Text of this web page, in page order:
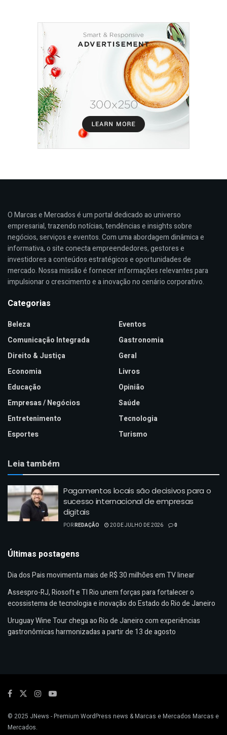
O Marcas e Mercados é um portal dedicado ao universo
empresarial, trazendo notícias, tendências e insights sobre
negócios, serviços e eventos. Com uma abordagem dinâmica e
informativa, o site conecta empreendedores, gestores e
investidores a conteúdos estratégicos e oportunidades de
mercado. Nossa missão é fornecer informações relevantes para
impulsionar o crescimento e a inovação no cenário corporativo.
Categorias
Beleza
Comunicação Integrada
Direito & Justiça
Economia
Educação
Empresas / Negócios
Entretenimento
Esportes
Eventos
Gastronomia
Geral
Livros
Opinião
Saúde
Tecnologia
Turismo
Leia também
Pagamentos locais são decisivos para o
sucesso internacional de empresas
digitais
PORREDAÇÃO 20 DE JULHO DE 2026 0
Últimas postagens
Dia dos Pais movimenta mais de R$ 30 milhões em TV linear
Assespro-RJ, Riosoft e TI Rio unem forças para fortalecer o
ecossistema de tecnologia e inovação do Estado do Rio de Janeiro
Uruguay Wine Tour chega ao Rio de Janeiro com experiências
gastronômicas harmonizadas a partir de 13 de agosto
© 2025 JNews - Premium WordPress news & Marcas e Mercados Marcas e
Mercados.